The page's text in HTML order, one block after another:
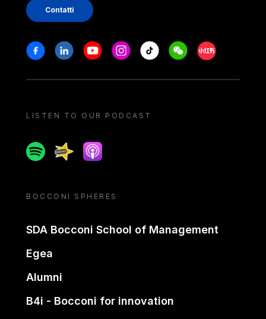
Contatti
Stay in touch
FacebookLinkedinYoutubeInstagram
Tiktok WeechatXiaohongshu/
LISTEN TO OUR PODCAST
SpotifySpreakerApple podcast
BOCCONI SPHERES
SDA Bocconi School of Management
Egea
Alumni
B4i - Bocconi for innovation